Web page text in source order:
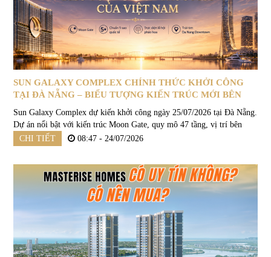
SUN GALAXY COMPLEX CHÍNH THỨC KHỞI CÔNG
TẠI ĐÀ NẴNG – BIỂU TƯỢNG KIẾN TRÚC MỚI BÊN
SÔNG HÀN
Sun Galaxy Complex dự kiến khởi công ngày 25/07/2026 tại Đà Nẵng.
Dự án nổi bật với kiến trúc Moon Gate, quy mô 47 tầng, vị trí bên
sông Hàn và định hướng trở thành biểu tượng đô thị mới của thành...
CHI TIẾT 08:47 - 24/07/2026